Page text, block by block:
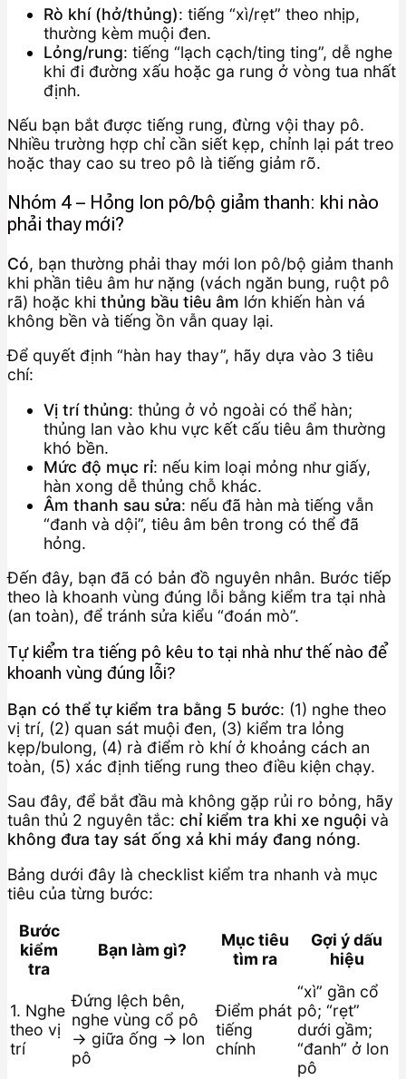
Rò khí (hở/thủng): tiếng “xì/rẹt” theo nhịp,
thường kèm muội đen.
Lỏng/rung: tiếng “lạch cạch/ting ting”, dễ nghe
khi đi đường xấu hoặc ga rung ở vòng tua nhất
định.
Nếu bạn bắt được tiếng rung, đừng vội thay pô.
Nhiều trường hợp chỉ cần siết kẹp, chỉnh lại pát treo
hoặc thay cao su treo pô là tiếng giảm rõ.
Nhóm 4 – Hỏng lon pô/bộ giảm thanh: khi nào
phải thay mới?
Có, bạn thường phải thay mới lon pô/bộ giảm thanh
khi phần tiêu âm hư nặng (vách ngăn bung, ruột pô
rã) hoặc khi thủng bầu tiêu âm lớn khiến hàn vá
không bền và tiếng ồn vẫn quay lại.
Để quyết định “hàn hay thay”, hãy dựa vào 3 tiêu
chí:
Vị trí thủng: thủng ở vỏ ngoài có thể hàn;
thủng lan vào khu vực kết cấu tiêu âm thường
khó bền.
Mức độ mục rỉ: nếu kim loại mỏng như giấy,
hàn xong dễ thủng chỗ khác.
Âm thanh sau sửa: nếu đã hàn mà tiếng vẫn
“đanh và dội”, tiêu âm bên trong có thể đã
hỏng.
Đến đây, bạn đã có bản đồ nguyên nhân. Bước tiếp
theo là khoanh vùng đúng lỗi bằng kiểm tra tại nhà
(an toàn), để tránh sửa kiểu “đoán mò”.
Tự kiểm tra tiếng pô kêu to tại nhà như thế nào để
khoanh vùng đúng lỗi?
Bạn có thể tự kiểm tra bằng 5 bước: (1) nghe theo
vị trí, (2) quan sát muội đen, (3) kiểm tra lỏng
kẹp/bulong, (4) rà điểm rò khí ở khoảng cách an
toàn, (5) xác định tiếng rung theo điều kiện chạy.
Sau đây, để bắt đầu mà không gặp rủi ro bỏng, hãy
tuân thủ 2 nguyên tắc: chỉ kiểm tra khi xe nguội và
không đưa tay sát ống xả khi máy đang nóng.
Bảng dưới đây là checklist kiểm tra nhanh và mục
tiêu của từng bước:
Bước
kiểm
tra
Bạn làm gì?
Mục tiêu
tìm ra
Gợi ý dấu
hiệu
1. Nghe
theo vị
trí
Đứng lệch bên,
nghe vùng cổ pô
→ giữa ống → lon
pô
Điểm phát
tiếng
chính
“xì” gần cổ
pô; “rẹt”
dưới gầm;
“đanh” ở lon
pô